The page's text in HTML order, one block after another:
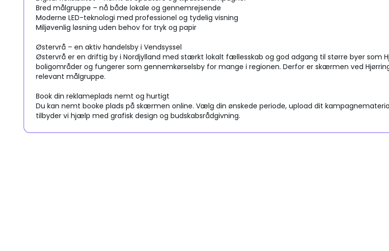
Bred målgruppe – nå både lokale og gennemrejsende
Moderne LED-teknologi med professionel og tydelig visning
Miljøvenlig løsning uden behov for tryk og papir
Østervrå – en aktiv handelsby i Vendsyssel
Østervrå er en driftig by i Nordjylland med stærkt lokalt fællesskab og god adgang til større byer som
boligområder og fungerer som gennemkørselsby for mange i regionen. Derfor er skærmen ved
relevant målgruppe.
Book din reklameplads nemt og hurtigt
Du kan nemt booke plads på skærmen online. Vælg din ønskede periode, upload dit
tilbyder vi hjælp med grafisk design og budskabsrådgivning.